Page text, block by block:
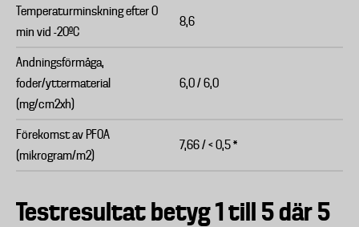
Temperaturminskning efter 0
min vid -20ºC
8,6
Andningsförmåga,
foder/yttermaterial
(mg/cm2xh)
6,0 / 6,0
Förekomst av PFOA
(mikrogram/m2)
7,66 / < 0,5 *
Testresultat betyg 1 till 5 där 5